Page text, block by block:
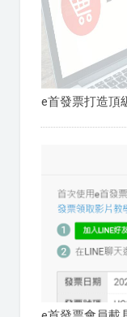
e首發票打造頂